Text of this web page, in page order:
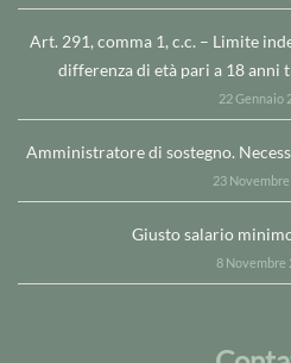
Art. 291, comma 1, c.c. – Limite
differenza di età pari a 18 anni
22 Gennaio
Amministratore di sostegno.
23
Giusto salario
8 Novembre